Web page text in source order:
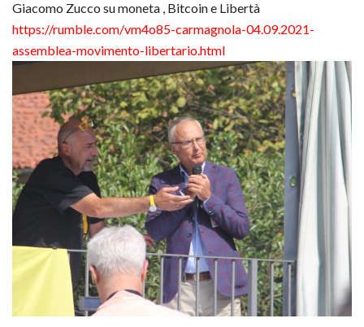
Giacomo Zucco su moneta , Bitcoin e Libertà
https://rumble.com/vm4o85-carmagnola-04.09.2021-
assemblea-movimento-libertario.html